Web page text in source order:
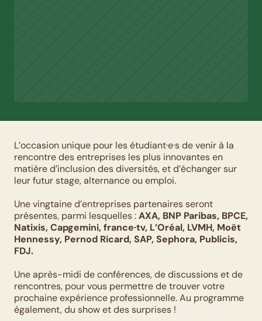
L’occasion unique pour les étudiant·e·s de venir à la
rencontre des entreprises les plus innovantes en
matière d’inclusion des diversités, et d’échanger sur
leur futur stage, alternance ou emploi.
Une vingtaine d’entreprises partenaires seront
présentes, parmi lesquelles : AXA, BNP Paribas, BPCE,
Natixis, Capgemini, france·tv, L’Oréal, LVMH, Moët
Hennessy, Pernod Ricard, SAP, Sephora, Publicis,
FDJ.
Une après-midi de conférences, de discussions et de
rencontres, pour vous permettre de trouver votre
prochaine expérience professionnelle. Au programme
également, du show et des surprises !